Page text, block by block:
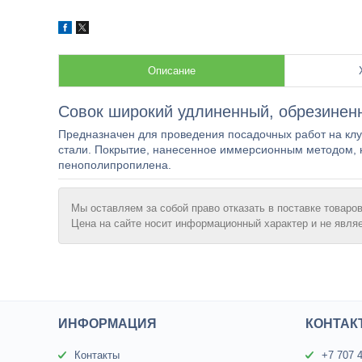
Описание
Совок широкий удлиненный,
Предназначен для проведения посадочных работ на
стали. Покрытие, нанесенное иммерсионным методом,
пенополипропилена.
Мы оставляем за собой право отказать в поставке
Цена на сайте носит информационный характер и не
ИНФОРМАЦИЯ
Контакты +7 707